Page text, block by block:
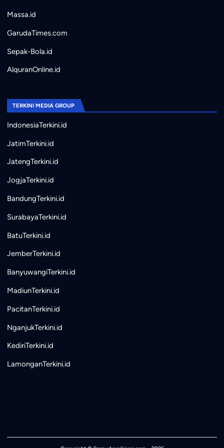
Massa.id
GarudaTimes.com
Sepak-Bola.id
AlquranOnline.id
TERKINI MEDIA GROUP
IndonesiaTerkini.id
JatimTerkini.id
JatengTerkini.id
JogjaTerkini.id
BandungTerkini.id
SurabayaTerkini.id
BatuTerkini.id
JemberTerkini.id
BanyuwangiTerkini.id
MadiunTerkini.id
PacitanTerkini.id
NganjukTerkini.id
KediriTerkini.id
LamonganTerkini.id